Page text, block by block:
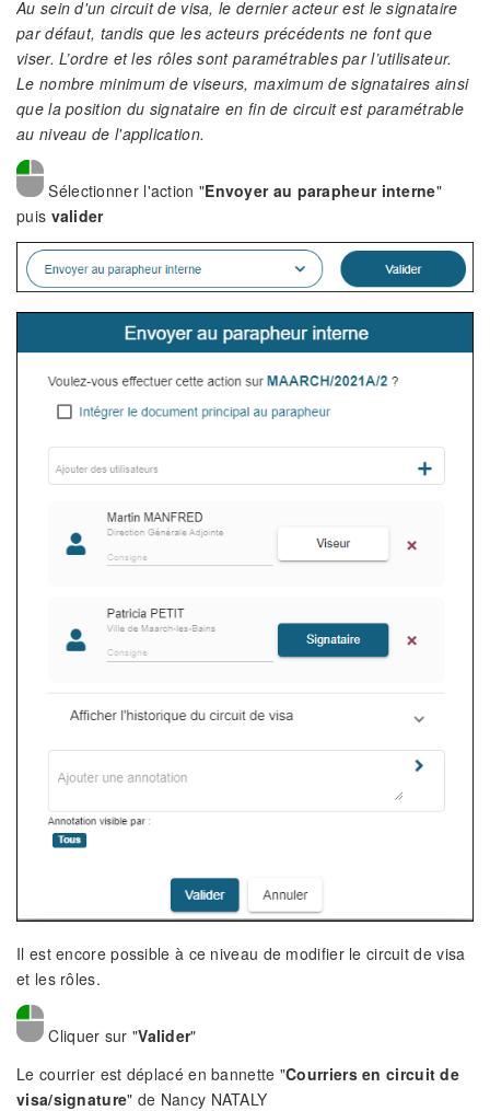
Au sein d'un circuit de visa, le dernier acteur est le signataire
par défaut, tandis que les acteurs précédents ne font que
viser. L’ordre et les rôles sont paramétrables par l’utilisateur.
Le nombre minimum de viseurs, maximum de signataires ainsi
que la position du signataire en fin de circuit est paramétrable
au niveau de l'application.
Sélectionner l'action "Envoyer au parapheur interne"
puis valider
Il est encore possible à ce niveau de modifier le circuit de visa
et les rôles.
Cliquer sur "Valider"
Le courrier est déplacé en bannette "Courriers en circuit de
visa/signature" de Nancy NATALY